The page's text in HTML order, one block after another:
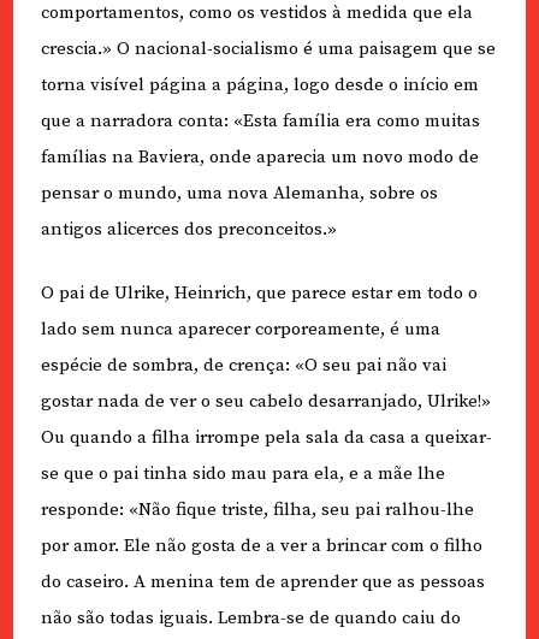
comportamentos, como os vestidos à medida que ela
crescia.» O nacional-socialismo é uma paisagem que se
torna visível página a página, logo desde o início em
que a narradora conta: «Esta família era como muitas
famílias na Baviera, onde aparecia um novo modo de
pensar o mundo, uma nova Alemanha, sobre os
antigos alicerces dos preconceitos.»
O pai de Ulrike, Heinrich, que parece estar em todo o
lado sem nunca aparecer corporeamente, é uma
espécie de sombra, de crença: «O seu pai não vai
gostar nada de ver o seu cabelo desarranjado, Ulrike!»
Ou quando a filha irrompe pela sala da casa a queixar-
se que o pai tinha sido mau para ela, e a mãe lhe
responde: «Não fique triste, filha, seu pai ralhou-lhe
por amor. Ele não gosta de a ver a brincar com o filho
do caseiro. A menina tem de aprender que as pessoas
não são todas iguais. Lembra-se de quando caiu do